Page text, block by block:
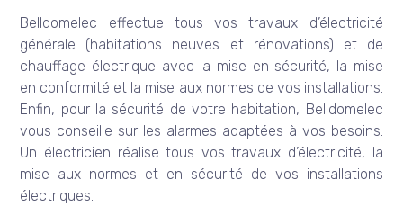
Belldomelec effectue tous vos travaux d’électricité
générale (habitations neuves et rénovations) et de
chauffage électrique avec la mise en sécurité, la mise
en conformité et la mise aux normes de vos installations.
Enfin, pour la sécurité de votre habitation, Belldomelec
vous conseille sur les alarmes adaptées à vos besoins.
Un électricien réalise tous vos travaux d’électricité, la
mise aux normes et en sécurité de vos installations
électriques.